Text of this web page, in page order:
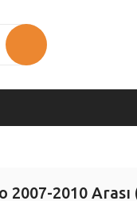
2010 Arası